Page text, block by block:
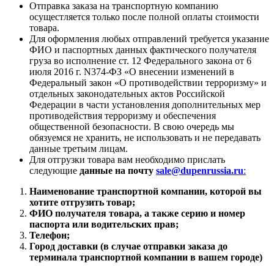
Отправка заказа на транспортную компанию
осущестляется только после полной оплаты стоимости
товара.
Для оформления любых отправлений требуется указание
ФИО и паспортных данных фактического получателя
груза во исполнение ст. 12 Федерального закона от 6
июля 2016 г. N374-ФЗ «О внесении изменений в
Федеральный закон «О противодействии терроризму» и
отдельных законодательных актов Российской
Федерации в части установления дополнительных мер
противодействия терроризму и обеспечения
общественной безопасности. В свою очередь мы
обязуемся не хранить, не использовать и не передавать
данные третьим лицам.
Для отгрузки товара вам необходимо прислать
следующие данные на почту sale@dupenrussia.ru:
Наименование транспортной компании, которой вы
хотите отгрузить товар;
ФИО получателя товара, а также серию и номер
паспорта или водительских прав;
Телефон;
Город доставки (в случае отправки заказа до
терминала транспортной компании в вашем городе)